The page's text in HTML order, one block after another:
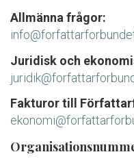
Allmänna frågor:
Juridisk och
Fakturor till